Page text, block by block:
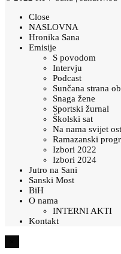
Close
NASLOVNA
Hronika Sana
Emisije
S povodom
Intervju
Podcast
Sunčana strana
Snaga žene
Sportski žurnal
Školski sat
Na nama svijet
Ramazanski
Izbori 2022
Izbori 2024
Jutro na Sani
Sanski Most
BiH
O nama
INTERNI AKTI
Kontakt